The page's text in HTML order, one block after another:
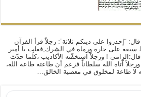
“إحذروا على دينكم ثلاثة”: رجلاً قرأ القرآن
سيفه على جاره ورماه في الشرك,فقلت يا أمير
! ورجلاً استخفّته الأكاذيب ،كلّما حدّث
آتاه الله سلطاناً فزعم أن طاعته طاعة الله،
لا طاعة لمخلوق في معصية الخالق…